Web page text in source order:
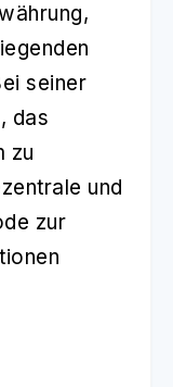
seiner
das
zu
und
zur